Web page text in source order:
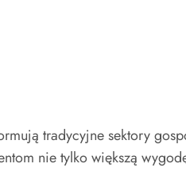
tradycyjne sektory
nie tylko większą